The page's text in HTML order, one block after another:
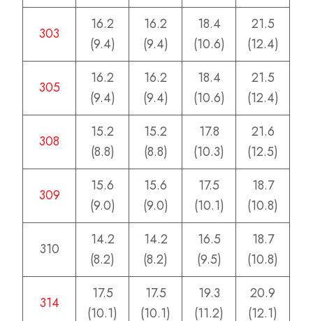
303
16.2
(9.4)
16.2
(9.4)
18.4
(10.6)
21.5
(12.4)
305
16.2
(9.4)
16.2
(9.4)
18.4
(10.6)
21.5
(12.4)
308
15.2
(8.8)
15.2
(8.8)
17.8
(10.3)
21.6
(12.5)
309
15.6
(9.0)
15.6
(9.0)
17.5
(10.1)
18.7
(10.8)
310
14.2
(8.2)
14.2
(8.2)
16.5
(9.5)
18.7
(10.8)
314
17.5
(10.1)
17.5
(10.1)
19.3
(11.2)
20.9
(12.1)